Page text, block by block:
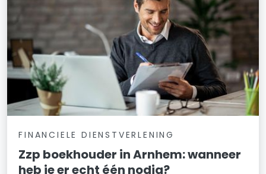
FINANCIELE DIENSTVERLENING
Zzp boekhouder in Arnhem: wanneer
heb je er echt één nodig?